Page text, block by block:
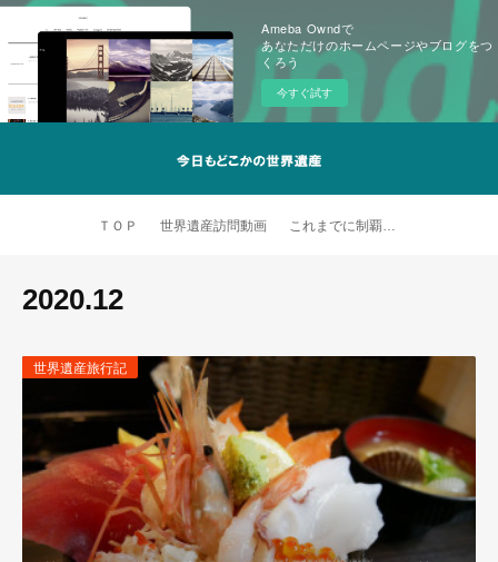
Ameba Owndで
あなただけのホームページやブログをつ
くろう
今すぐ試す
ＴＯＰ 世界遺産訪問動画 これまでに制覇した世界遺産
2020.12
世界遺産旅行記